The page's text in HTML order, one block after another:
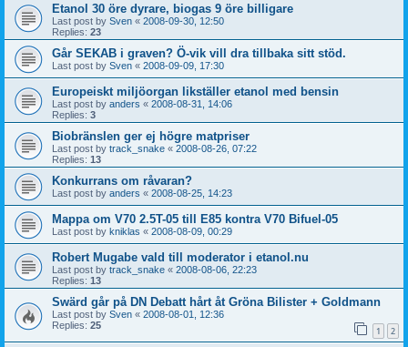
Etanol 30 öre dyrare, biogas 9 öre billigare
Last post by Sven « 2008-09-30, 12:50
Replies: 23
Går SEKAB i graven? Ö-vik vill dra tillbaka sitt stöd.
Last post by Sven « 2008-09-09, 17:30
Europeiskt miljöorgan likställer etanol med bensin
Last post by anders « 2008-08-31, 14:06
Replies: 3
Biobränslen ger ej högre matpriser
Last post by track_snake « 2008-08-26, 07:22
Replies: 13
Konkurrans om råvaran?
Last post by anders « 2008-08-25, 14:23
Mappa om V70 2.5T-05 till E85 kontra V70 Bifuel-05
Last post by kniklas « 2008-08-09, 00:29
Robert Mugabe vald till moderator i etanol.nu
Last post by track_snake « 2008-08-06, 22:23
Replies: 13
Swärd går på DN Debatt hårt åt Gröna Bilister + Goldmann
Last post by Sven « 2008-08-01, 12:36
Replies: 25 1 2